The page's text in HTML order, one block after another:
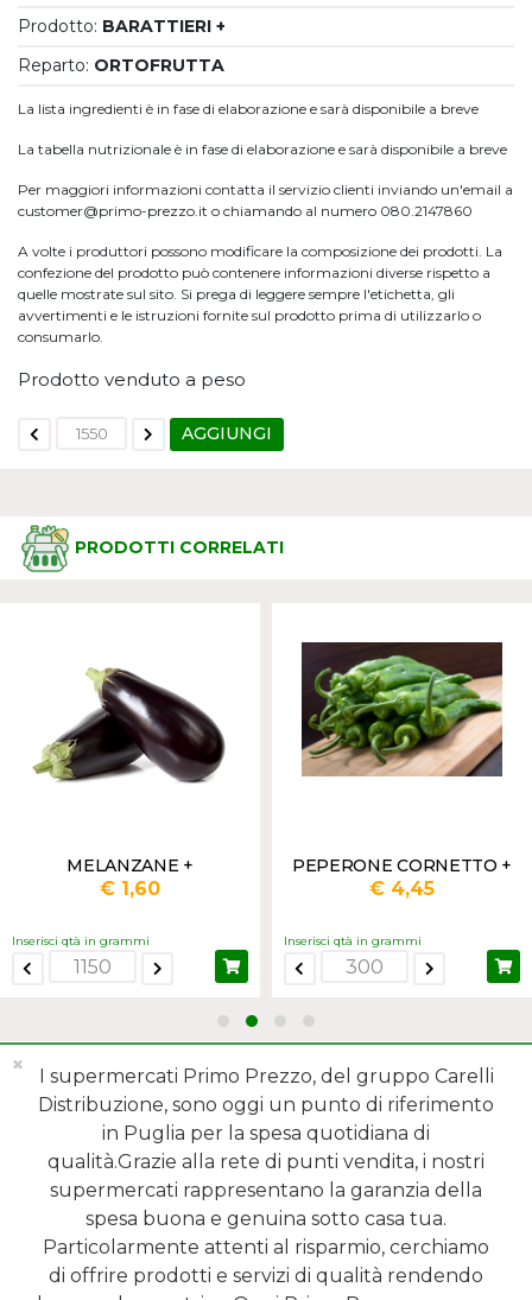
Prodotto: BARATTIERI +
Reparto: ORTOFRUTTA
La lista ingredienti è in fase di elaborazione e sarà disponibile a breve
La tabella nutrizionale è in fase di elaborazione e sarà disponibile a breve
Per maggiori informazioni contatta il servizio clienti inviando un'email a
customer@primo-prezzo.it o chiamando al numero 080.2147860
A volte i produttori possono modificare la composizione dei prodotti. La
confezione del prodotto può contenere informazioni diverse rispetto a
quelle mostrate sul sito. Si prega di leggere sempre l'etichetta, gli
avvertimenti e le istruzioni fornite sul prodotto prima di utilizzarlo o
consumarlo.
Prodotto venduto a peso
AGGIUNGI
PRODOTTI CORRELATI
MELANZANE +
€ 1,60
Inserisci qtà in grammi
PEPERONE CORNETTO +
€ 4,45
Inserisci qtà in grammi
MENÙ
REPARTI
SHOP ONLINE
I supermercati Primo Prezzo, del gruppo Carelli
Distribuzione, sono oggi un punto di riferimento
in Puglia per la spesa quotidiana di
qualità.Grazie alla rete di punti vendita, i nostri
supermercati rappresentano la garanzia della
spesa buona e genuina sotto casa tua.
Particolarmente attenti al risparmio, cerchiamo
di offrire prodotti e servizi di qualità rendendo
✖